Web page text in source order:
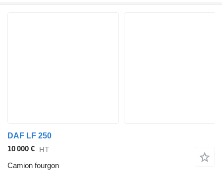
DAF LF 250
10 000 € HT
Camion fourgon